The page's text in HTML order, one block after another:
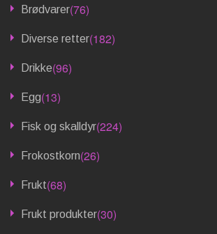
Brødvarer(76)
Diverse retter(182)
Drikke(96)
Egg(13)
Fisk og skalldyr(224)
Frokostkorn(26)
Frukt(68)
Frukt produkter(30)